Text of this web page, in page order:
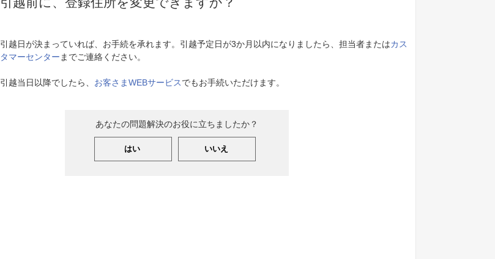
引越日が決まっていれば、お手続を承れます。引越予定日が3か月以内になりましたら、担当者またはカス
タマーセンターまでご連絡ください。
引越当日以降でしたら、 お客さまWEBサービスでもお手続いただけます。
あなたの問題解決のお役に立ちましたか？